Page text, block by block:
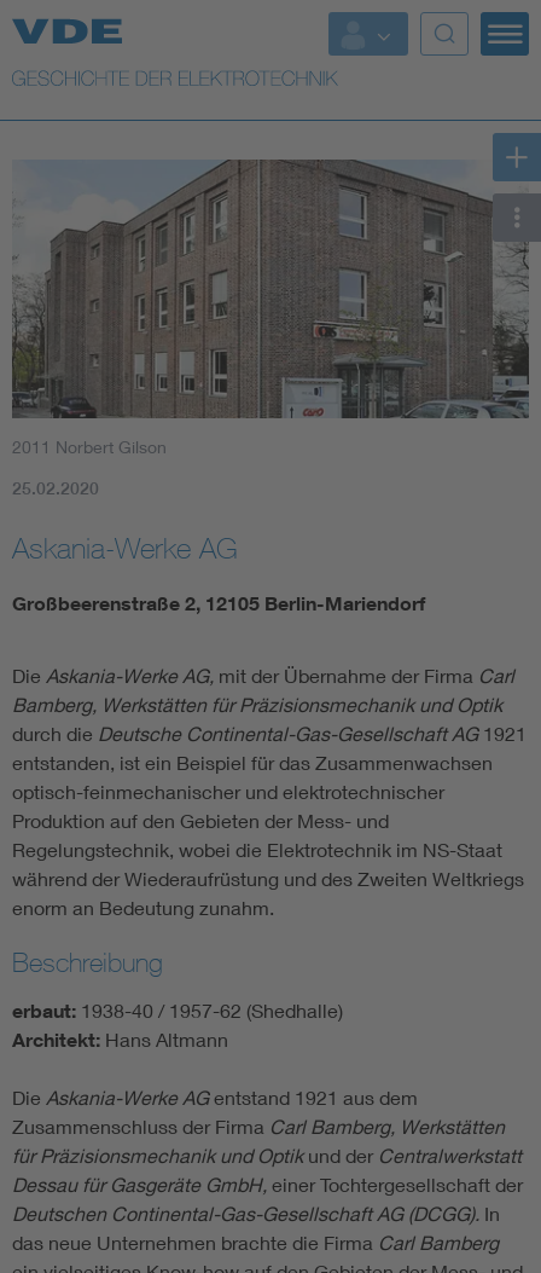
Top Themen
Weitere Themen
2011 Norbert Gilson
25.02.2020
Askania-Werke AG
Großbeerenstraße 2, 12105 Berlin-Mariendorf
Die Askania-Werke AG, mit der Übernahme der Firma Carl
Bamberg, Werkstätten für Präzisionsmechanik und Optik
durch die Deutsche Continental-Gas-Gesellschaft AG1921
entstanden, ist ein Beispiel für das Zusammenwachsen
optisch-feinmechanischer und elektrotechnischer
Produktion auf den Gebieten der Mess- und
Regelungstechnik, wobei die Elektrotechnik im NS-Staat
während der Wiederaufrüstung und des Zweiten Weltkriegs
enorm an Bedeutung zunahm.
Beschreibung
erbaut: 1938-40 / 1957-62 (Shedhalle)
Architekt: Hans Altmann
Die Askania-Werke AGentstand 1921 aus dem
Zusammenschluss der Firma Carl Bamberg, Werkstätten
für Präzisionsmechanik und Optikund der Centralwerkstatt
Dessau für Gasgeräte GmbH, einer Tochtergesellschaft der
Deutschen Continental-Gas-Gesellschaft AG (DCGG). In
das neue Unternehmen brachte die Firma Carl Bamberg